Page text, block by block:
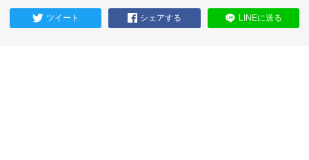
ツイート シェアする LINEに送る